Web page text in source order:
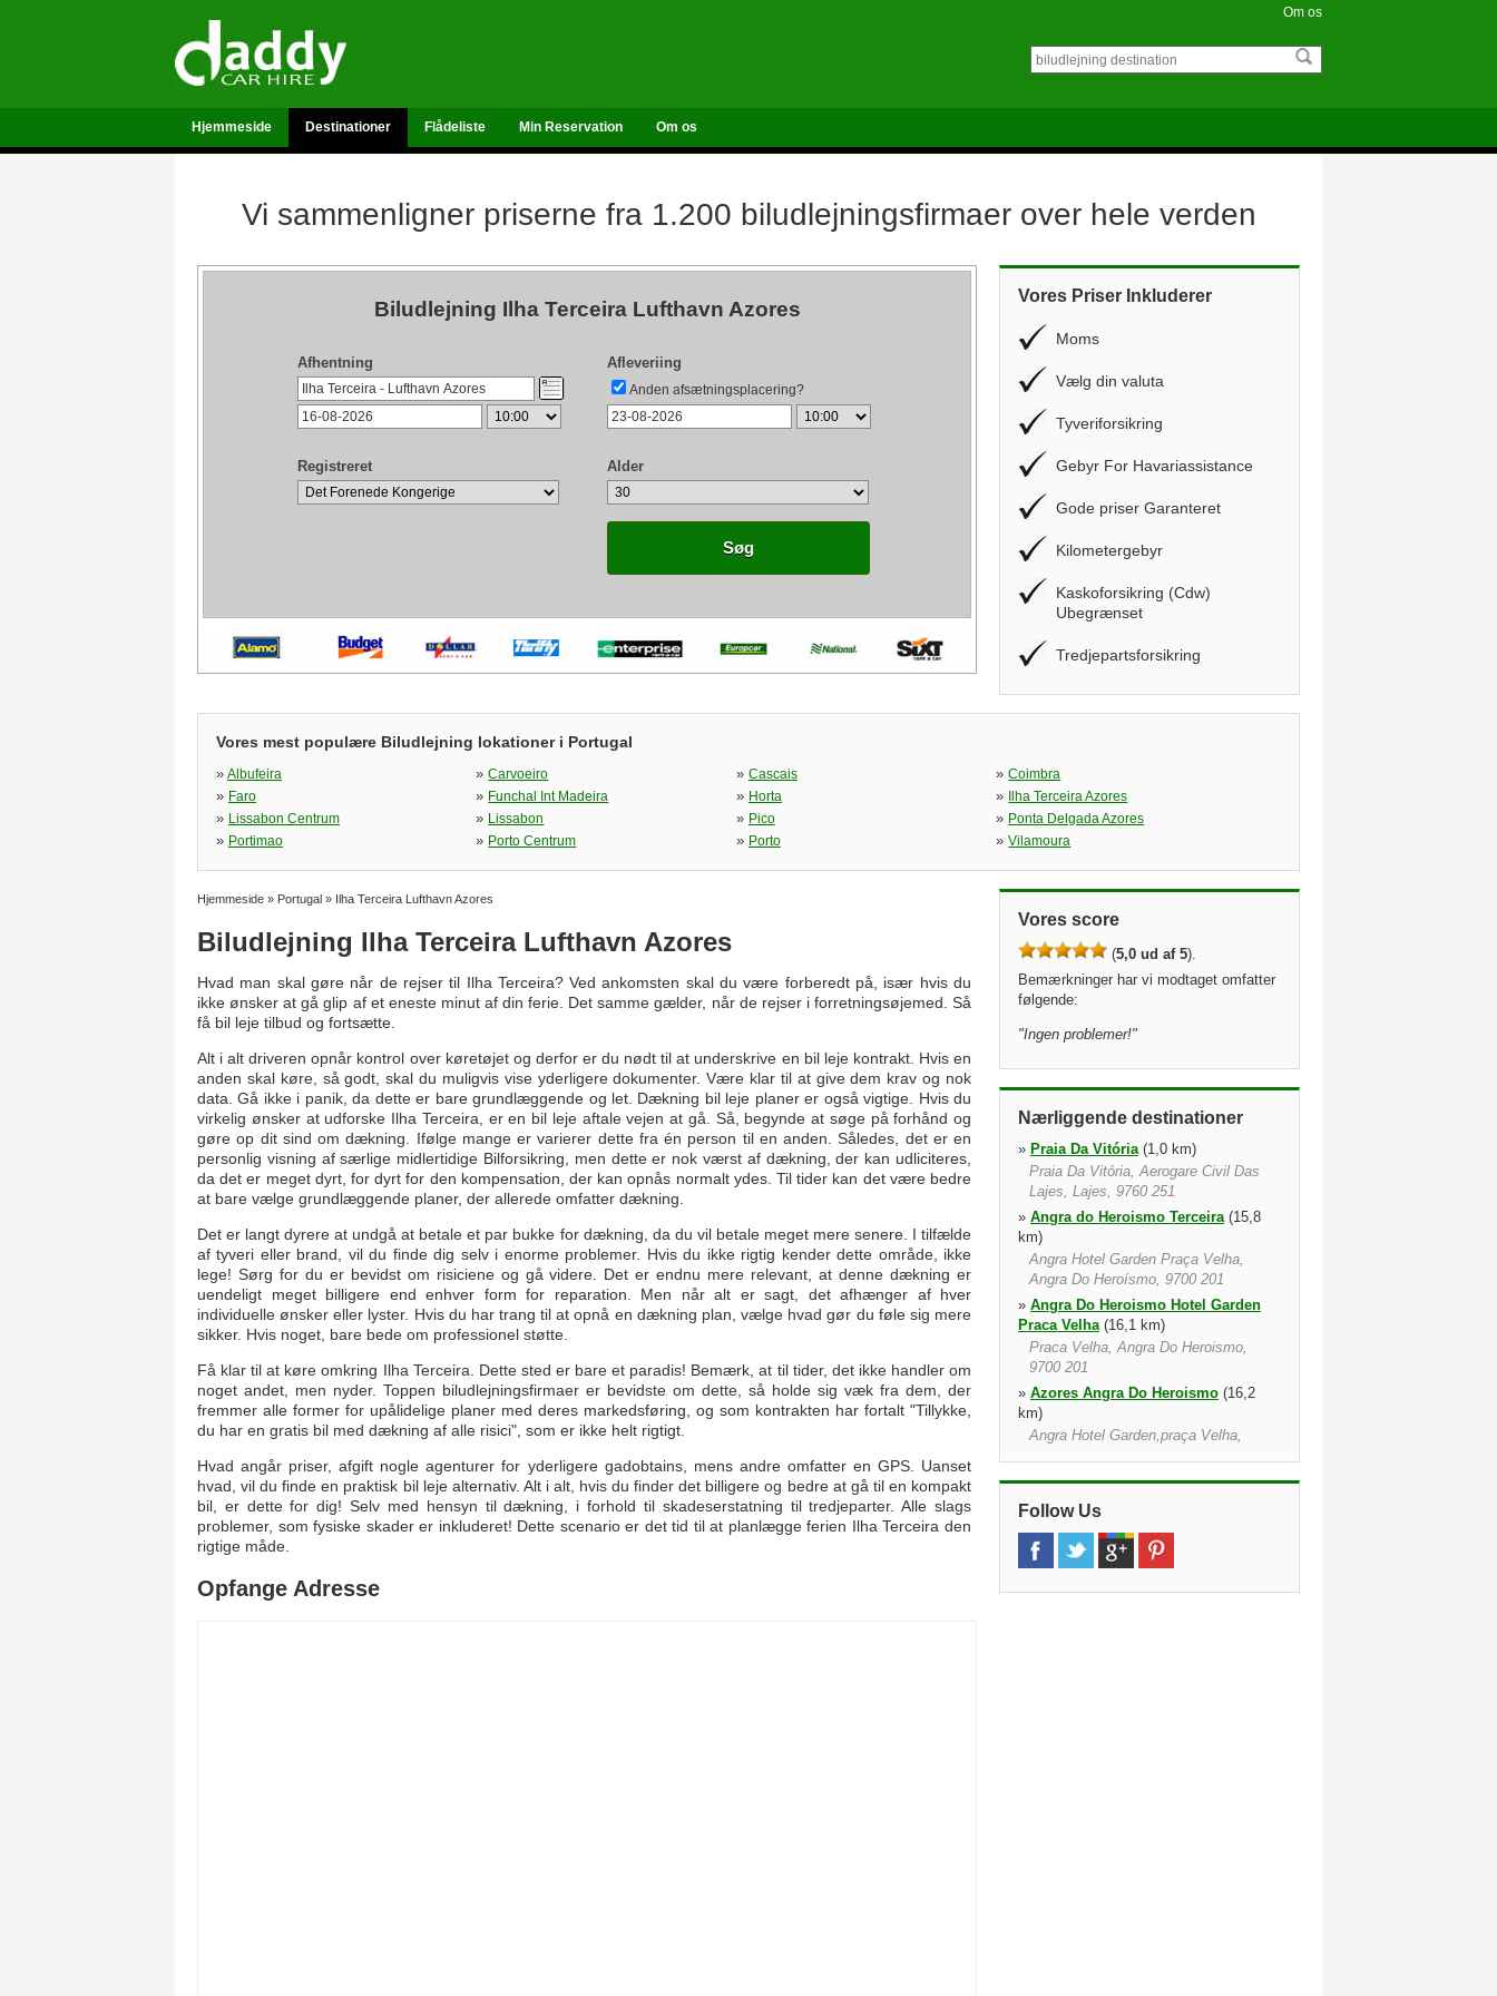
Om os
Hjemmeside Destinationer Flådeliste Min Reservation Om os
Vi sammenligner priserne fra 1.200 biludlejningsfirmaer over hele verden
Biludlejning Ilha Terceira Lufthavn Azores
Afhentning Afleveriing
Anden afsætningsplacering?
Registreret Alder
Søg
Vores Priser Inkluderer
Moms
Vælg din valuta
Tyveriforsikring
Gebyr For Havariassistance
Gode priser Garanteret
Kilometergebyr
Kaskoforsikring (Cdw)
Ubegrænset
Tredjepartsforsikring
Vores mest populære Biludlejning lokationer i Portugal
» Albufeira »Carvoeiro » Cascais »Coimbra
» Faro » Funchal Int Madeira » Horta » Ilha Terceira Azores
» Lissabon Centrum » Lissabon » Pico » Ponta Delgada Azores
» Portimao » Porto Centrum » Porto »Vilamoura
Hjemmeside » Portugal » Ilha Terceira Lufthavn Azores
Biludlejning Ilha Terceira Lufthavn Azores
Hvad man skal gøre når de rejser til Ilha Terceira? Ved ankomsten skal du være forberedt på, især hvis du
ikke ønsker at gå glip af et eneste minut af din ferie. Det samme gælder, når de rejser i forretningsøjemed. Så
få bil leje tilbud og fortsætte.
Alt i alt driveren opnår kontrol over køretøjet og derfor er du nødt til at underskrive en bil leje kontrakt. Hvis en
anden skal køre, så godt, skal du muligvis vise yderligere dokumenter. Være klar til at give dem krav og nok
data. Gå ikke i panik, da dette er bare grundlæggende og let. Dækning bil leje planer er også vigtige. Hvis du
virkelig ønsker at udforske Ilha Terceira, er en bil leje aftale vejen at gå. Så, begynde at søge på forhånd og
gøre op dit sind om dækning. Ifølge mange er varierer dette fra én person til en anden. Således, det er en
personlig visning af særlige midlertidige Bilforsikring, men dette er nok værst af dækning, der kan udliciteres,
da det er meget dyrt, for dyrt for den kompensation, der kan opnås normalt ydes. Til tider kan det være bedre
at bare vælge grundlæggende planer, der allerede omfatter dækning.
Det er langt dyrere at undgå at betale et par bukke for dækning, da du vil betale meget mere senere. I tilfælde
af tyveri eller brand, vil du finde dig selv i enorme problemer. Hvis du ikke rigtig kender dette område, ikke
lege! Sørg for du er bevidst om risiciene og gå videre. Det er endnu mere relevant, at denne dækning er
uendeligt meget billigere end enhver form for reparation. Men når alt er sagt, det afhænger af hver
individuelle ønsker eller lyster. Hvis du har trang til at opnå en dækning plan, vælge hvad gør du føle sig mere
sikker. Hvis noget, bare bede om professionel støtte.
Få klar til at køre omkring Ilha Terceira. Dette sted er bare et paradis! Bemærk, at til tider, det ikke handler om
noget andet, men nyder. Toppen biludlejningsfirmaer er bevidste om dette, så holde sig væk fra dem, der
fremmer alle former for upålidelige planer med deres markedsføring, og som kontrakten har fortalt "Tillykke,
du har en gratis bil med dækning af alle risici", som er ikke helt rigtigt.
Hvad angår priser, afgift nogle agenturer for yderligere gadobtains, mens andre omfatter en GPS. Uanset
hvad, vil du finde en praktisk bil leje alternativ. Alt i alt, hvis du finder det billigere og bedre at gå til en kompakt
bil, er dette for dig! Selv med hensyn til dækning, i forhold til skadeserstatning til tredjeparter. Alle slags
problemer, som fysiske skader er inkluderet! Dette scenario er det tid til at planlægge ferien Ilha Terceira den
rigtige måde.
Opfange Adresse
Vores score
(5,0 ud af 5).
Bemærkninger har vi modtaget omfatter
følgende:
"Ingen problemer!"
Nærliggende destinationer
» Praia Da Vitória(1,0 km)
Praia Da Vitória, Aerogare Civil Das
Lajes, Lajes, 9760 251
» Angra do Heroismo Terceira(15,8
km)
Angra Hotel Garden Praça Velha,
Angra Do Heroísmo, 9700 201
» Angra Do Heroismo Hotel Garden
Praca Velha(16,1 km)
Praca Velha, Angra Do Heroismo,
9700 201
» Azores Angra Do Heroismo (16,2
km)
Angra Hotel Garden,praça Velha,
Follow Us